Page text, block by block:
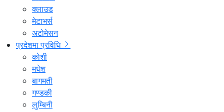
क्लाउड
मेटाभर्स
अटोमेसन
प्रदेशमा प्रविधि
कोशी
मधेश
बागमती
गण्डकी
लुम्बिनी